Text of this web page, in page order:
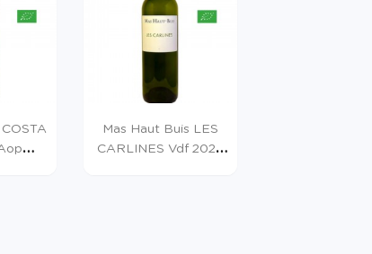
Mas Haut Buis LES
CARLINES Vdf 2024